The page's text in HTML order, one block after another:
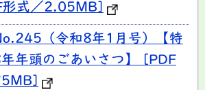
式／2.05MB]
（令和8年1月号）【特
年頭のごあいさつ】 [PDF